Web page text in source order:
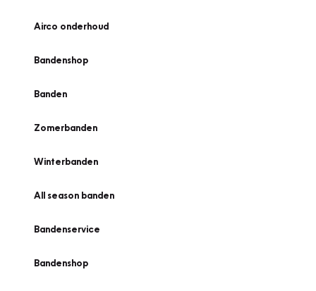
Airco onderhoud
Bandenshop
Banden
Zomerbanden
Winterbanden
All season banden
Bandenservice
Bandenshop